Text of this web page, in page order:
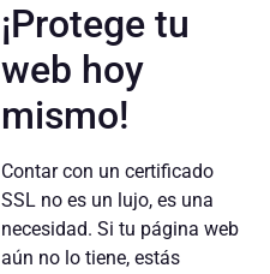
¡Protege tu
web hoy
mismo!
Contar con un certificado
SSL no es un lujo, es una
necesidad. Si tu página web
aún no lo tiene, estás